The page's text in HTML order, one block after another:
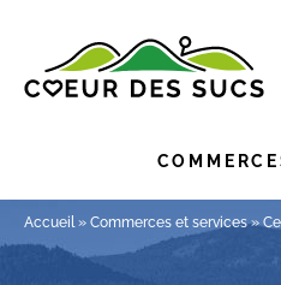
Accueil» Commerces et services»